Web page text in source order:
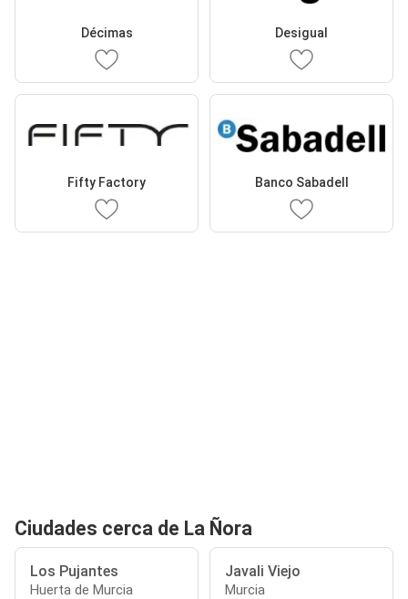
Décimas Desigual
Fifty Factory Banco Sabadell
Ciudades cerca de La Ñora
Los Pujantes
Huerta de Murcia
Javali Viejo
Murcia